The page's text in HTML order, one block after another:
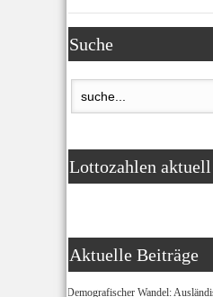
Suche
Lottozahlen aktuell
Aktuelle Beiträge
Demografischer Wandel: